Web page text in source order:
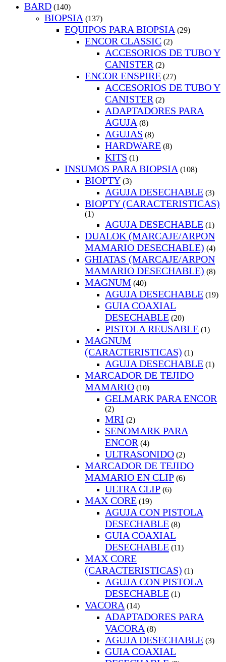
BARD (140)
BIOPSIA (137)
EQUIPOS PARA BIOPSIA (29)
ENCOR CLASSIC (2)
ACCESORIOS DE TUBO Y
CANISTER (2)
ENCOR ENSPIRE (27)
ACCESORIOS DE TUBO Y
CANISTER (2)
ADAPTADORES PARA
AGUJA (8)
AGUJAS (8)
HARDWARE (8)
KITS (1)
INSUMOS PARA BIOPSIA (108)
BIOPTY (3)
AGUJA DESECHABLE (3)
BIOPTY (CARACTERISTICAS)
(1)
AGUJA DESECHABLE (1)
DUALOK (MARCAJE/ARPON
MAMARIO DESECHABLE) (4)
GHIATAS (MARCAJE/ARPON
MAMARIO DESECHABLE) (8)
MAGNUM (40)
AGUJA DESECHABLE (19)
GUIA COAXIAL
DESECHABLE (20)
PISTOLA REUSABLE (1)
MAGNUM
(CARACTERISTICAS) (1)
AGUJA DESECHABLE (1)
MARCADOR DE TEJIDO
MAMARIO (10)
GELMARK PARA ENCOR
(2)
MRI (2)
SENOMARK PARA
ENCOR (4)
ULTRASONIDO (2)
MARCADOR DE TEJIDO
MAMARIO EN CLIP (6)
ULTRA CLIP (6)
MAX CORE (19)
AGUJA CON PISTOLA
DESECHABLE (8)
GUIA COAXIAL
DESECHABLE (11)
MAX CORE
(CARACTERISTICAS) (1)
AGUJA CON PISTOLA
DESECHABLE (1)
VACORA (14)
ADAPTADORES PARA
VACORA (8)
AGUJA DESECHABLE (3)
GUIA COAXIAL